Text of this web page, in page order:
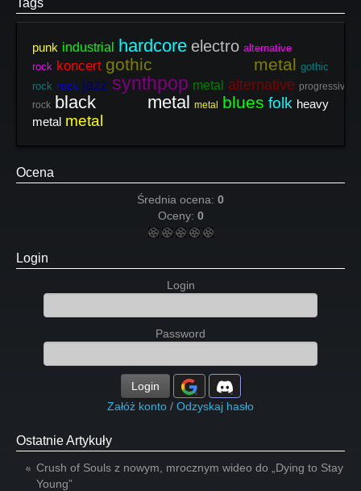
Tags
punk industrial hardcore electro alternative
rock koncert gothic metal gothic
rock rock jazz synthpop metal alternative progressive
rock black metal metal blues folk heavy
metal metal
Ocena
Średnia ocena: 0
Oceny: 0
Login
Login
Password
Login
Załóż konto / Odzyskaj hasło
Ostatnie Artykuły
Crush of Souls z nowym, mrocznym wideo do „Dying to Stay
Young”